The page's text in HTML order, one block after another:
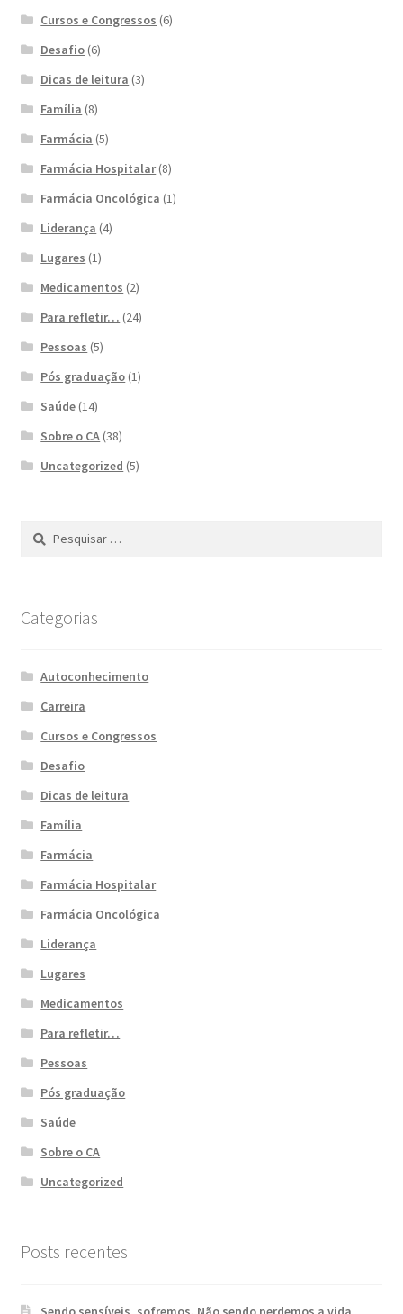
Cursos e Congressos (6)
Desafio (6)
Dicas de leitura (3)
Família (8)
Farmácia (5)
Farmácia Hospitalar(8)
Farmácia Oncológica (1)
Liderança (4)
Lugares (1)
Medicamentos (2)
Para refletir… (24)
Pessoas (5)
Pós graduação (1)
Saúde (14)
Sobre o CA (38)
Uncategorized (5)
Pesquisar
Categorias
Autoconhecimento
Carreira
Cursos e Congressos
Desafio
Dicas de leitura
Família
Farmácia
Farmácia Hospitalar
Farmácia Oncológica
Liderança
Lugares
Medicamentos
Para refletir…
Pessoas
Pós graduação
Saúde
Sobre o CA
Uncategorized
Posts recentes